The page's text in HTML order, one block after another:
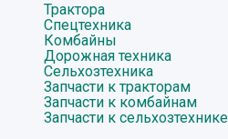
Трактора
Спецтехника
Комбайны
Дорожная техника
Сельхозтехника
Запчасти к тракторам
Запчасти к комбайнам
Запчасти к сельхозтехнике